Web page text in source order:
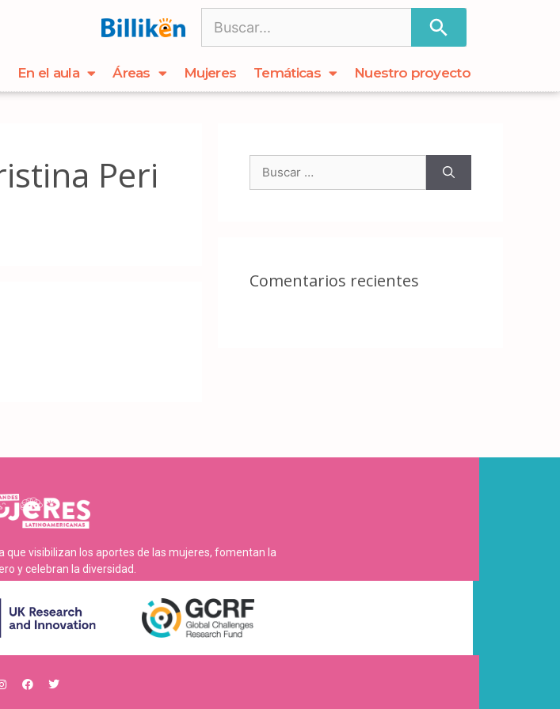
En el aula Áreas Mujeres Temáticas Nuestro proyecto
Peri
Comentarios recientes
que visibilizan los aportes de las mujeres, fomentan la
y celebran la diversidad.